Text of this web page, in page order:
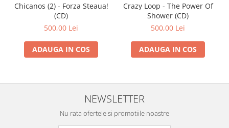
Chicanos (2) - Forza Steaua!
(CD)
500,00 Lei
ADAUGA IN COS
Crazy Loop - The Power Of
Shower (CD)
500,00 Lei
ADAUGA IN COS
NEWSLETTER
Nu rata ofertele si promotiile noastre